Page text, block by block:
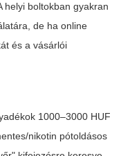
helyi boltokban gyakran
de ha online
és a vásárlói
1000–3000 HUF
nikotin pótoldásos